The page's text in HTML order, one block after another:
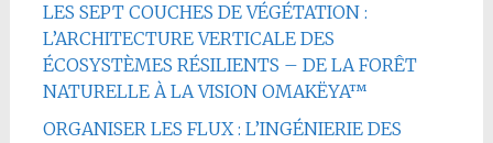
LES SEPT COUCHES DE VÉGÉTATION :
L’ARCHITECTURE VERTICALE DES
ÉCOSYSTÈMES RÉSILIENTS – DE LA FORÊT
NATURELLE À LA VISION OMAKËYA™
ORGANISER LES FLUX : L’INGÉNIERIE DES